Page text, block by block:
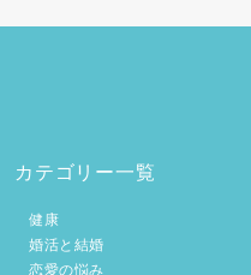
カテゴリー一覧
健康
婚活と結婚
恋愛の悩み